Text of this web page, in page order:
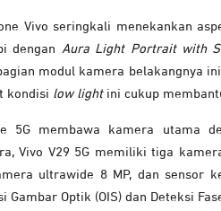
Vivo seringkali menekankan
dengan Aura Light Portrait with
modul kamera belakangnya
kondisi low lightini cukup
5G membawa kamera utama
Vivo V29 5G memiliki tiga
ultrawide 8 MP, dan sensor
Gambar Optik (OIS) dan Deteksi